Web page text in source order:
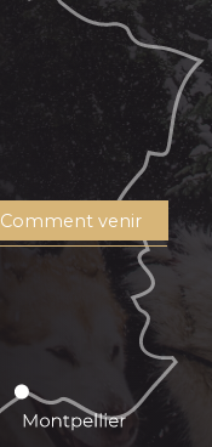
Comment venir